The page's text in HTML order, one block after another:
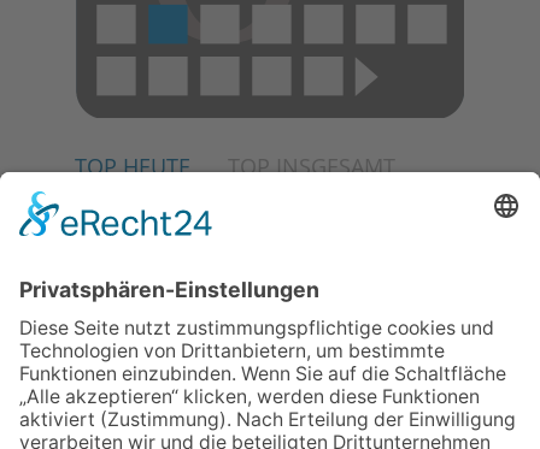
TOP HEUTE TOP INSGESAMT
02.07.2026
04.06.2026
Junge Musiker erringen Sieg
beim Mendelssohn-
Wettbewerb
23.07.2026
Partnerschaftsverein
Kronberg-Aberystwyth feiert
30-Jähriges